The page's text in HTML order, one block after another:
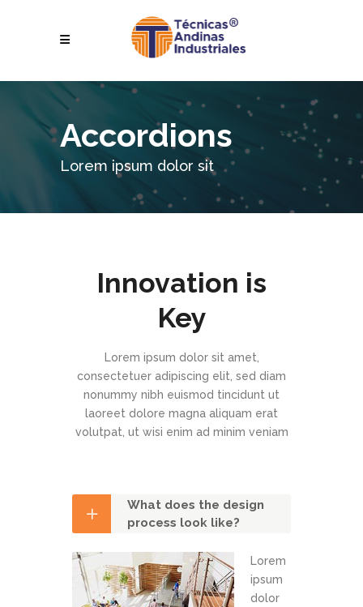
Accordions
Lorem ipsum dolor sit
Innovation is
Key
Lorem ipsum dolor sit amet,
consectetuer adipiscing elit, sed diam
nonummy nibh euismod tincidunt ut
laoreet dolore magna aliquam erat
volutpat, ut wisi enim ad minim veniam
What does the design
process look like?
Lorem
ipsum
dolor